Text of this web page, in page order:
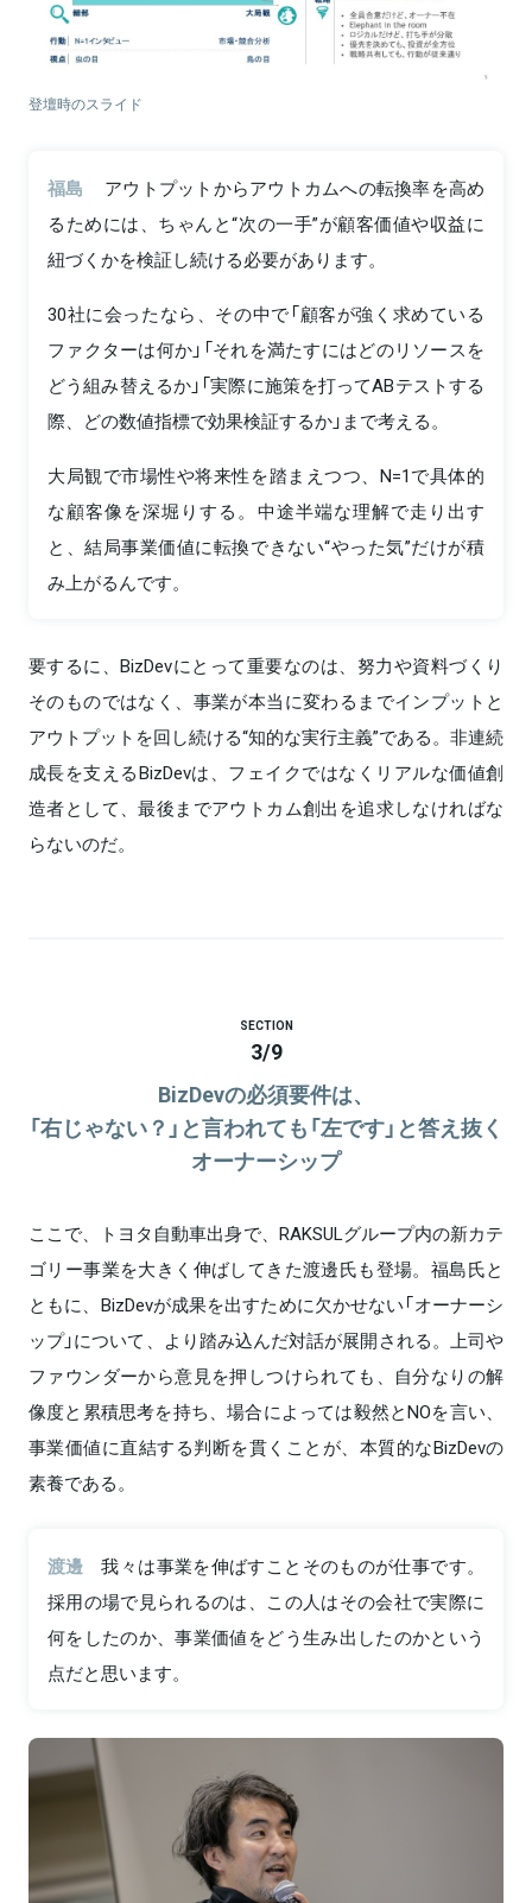
登壇時のスライド
福島
アウトプットからアウトカムへの転換率を高め
るためには、ちゃんと“次の一手”が顧客価値や収益に
紐づくかを検証し続ける必要があります。
30社に会ったなら、その中で「顧客が強く求めている
ファクターは何か」「それを満たすにはどのリソースを
どう組み替えるか」「実際に施策を打ってABテストする
際、どの数値指標で効果検証するか」まで考える。
大局観で市場性や将来性を踏まえつつ、N=1で具体的
な顧客像を深堀りする。中途半端な理解で走り出す
と、結局事業価値に転換できない“やった気”だけが積
み上がるんです。
要するに、BizDevにとって重要なのは、努力や資料づくり
そのものではなく、事業が本当に変わるまでインプットと
アウトプットを回し続ける“知的な実行主義”である。非連続
成長を支えるBizDevは、フェイクではなくリアルな価値創
造者として、最後までアウトカム創出を追求しなければな
らないのだ。
SECTION
3/9
BizDevの必須要件は、
「右じゃない？」と言われても「左です」と答え抜く
オーナーシップ
ここで、トヨタ自動車出身で、RAKSULグループ内の新カテ
ゴリー事業を大きく伸ばしてきた渡邊氏も登場。福島氏と
ともに、BizDevが成果を出すために欠かせない「オーナーシ
ップ」について、より踏み込んだ対話が展開される。上司や
ファウンダーから意見を押しつけられても、自分なりの解
像度と累積思考を持ち、場合によっては毅然とNOを言い、
事業価値に直結する判断を貫くことが、本質的なBizDevの
素養である。
渡邊
我々は事業を伸ばすことそのものが仕事です。
採用の場で見られるのは、この人はその会社で実際に
何をしたのか、事業価値をどう生み出したのかという
点だと思います。